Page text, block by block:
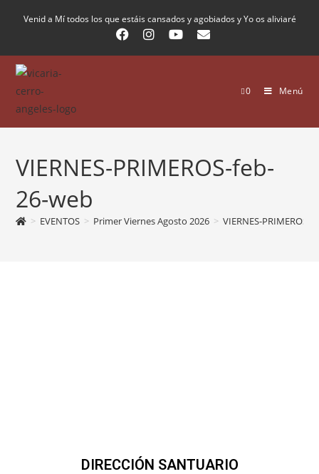
Venid a Mí todos los que estáis cansados y agobiados y Yo os aliviaré
0 Menú
VIERNES-PRIMEROS-feb-
26-web
> EVENTOS > Primer Viernes Agosto 2026 > VIERNES-PRIMEROS-
DIRECCIÓN SANTUARIO